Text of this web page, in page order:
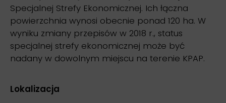
Specjalnej Strefy Ekonomicznej. Ich łączna
powierzchnia wynosi obecnie ponad 120 ha. W
wyniku zmiany przepisów w 2018 r., status
specjalnej strefy ekonomicznej może być
nadany w dowolnym miejscu na terenie KPAP.
Lokalizacja